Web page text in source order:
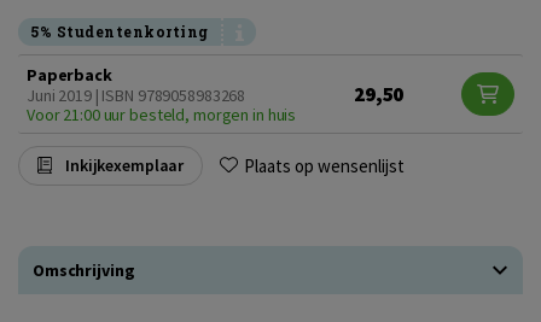
5% Studentenkorting
Paperback
Juni 2019 | ISBN 9789058983268
Voor 21:00 uur besteld, morgen in huis
29,50
Inkijkexemplaar Plaats op wensenlijst
Omschrijving